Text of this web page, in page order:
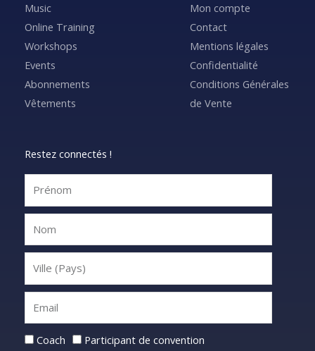
Music
Online Training
Workshops
Events
Abonnements
Vêtements
Mon compte
Contact
Mentions légales
Confidentialité
Conditions Générales
de Vente
Restez connectés !
Statut
Coach Participant de convention